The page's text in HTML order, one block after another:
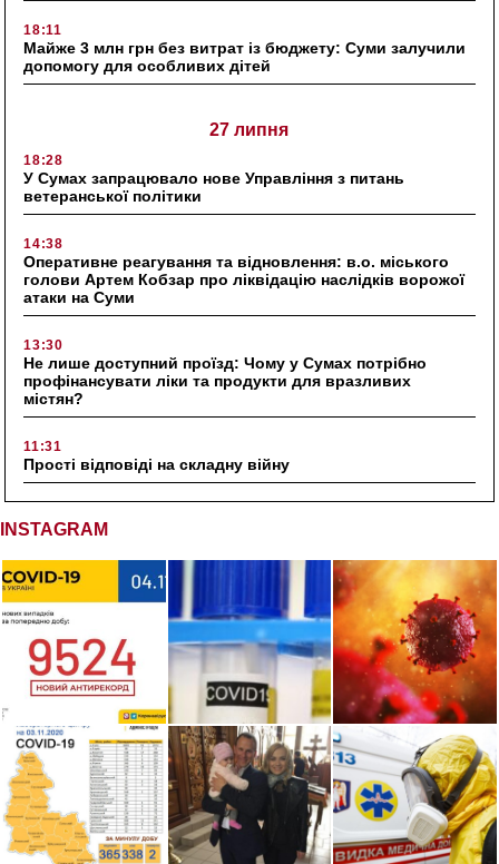
18:11
Майже 3 млн грн без витрат із бюджету: Суми залучили
допомогу для особливих дітей
27 липня
18:28
У Сумах запрацювало нове Управління з питань
ветеранської політики
14:38
Оперативне реагування та відновлення: в.о. міського
голови Артем Кобзар про ліквідацію наслідків ворожої
атаки на Суми
13:30
Не лише доступний проїзд: Чому у Сумах потрібно
профінансувати ліки та продукти для вразливих
містян?
11:31
Прості відповіді на складну війну
INSTAGRAM